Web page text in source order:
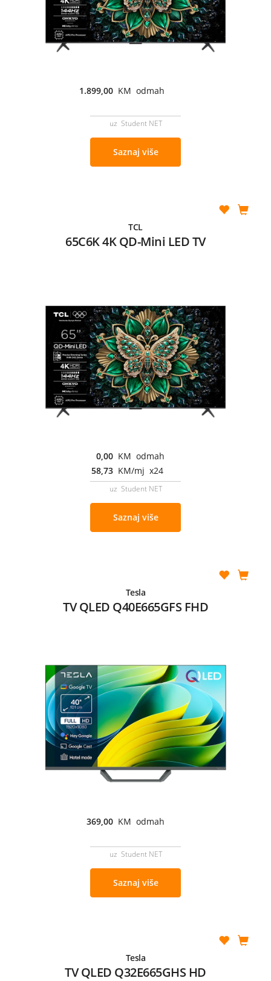
1.899,00 KM odmah
uz Student NET
Saznaj više
TCL
65C6K 4K QD-Mini LED TV
0,00 KM odmah
58,73 KM/mj x24
uz Student NET
Saznaj više
Tesla
TV QLED Q40E665GFS FHD
369,00 KM odmah
uz Student NET
Saznaj više
Tesla
TV QLED Q32E665GHS HD